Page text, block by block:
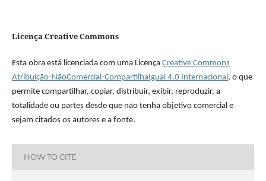
Licença Creative Commons
Esta obra está licenciada com uma Licença Creative Commons
Atribuição-NãoComercial-CompartilhaIgual 4.0 Internacional , o que
permite compartilhar, copiar, distribuir, exibir, reproduzir, a
totalidade ou partes desde que não tenha objetivo comercial e
sejam citados os autores e a fonte.
HOW TO CITE